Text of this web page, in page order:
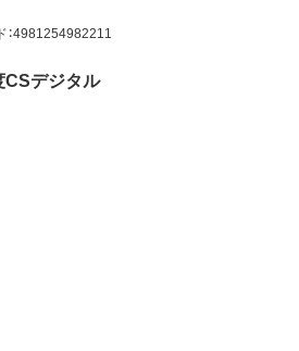
：4981254982211
CSデジタル